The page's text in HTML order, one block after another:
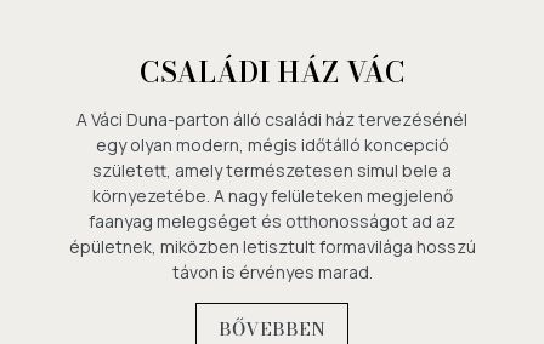
CSALÁDI HÁZ VÁC
A Váci Duna-parton álló családi ház tervezésénél
egy olyan modern, mégis időtálló koncepció
született, amely természetesen simul bele a
környezetébe. A nagy felületeken megjelenő
faanyag melegséget és otthonosságot ad az
épületnek, miközben letisztult formavilága hosszú
távon is érvényes marad.
BŐVEBBEN